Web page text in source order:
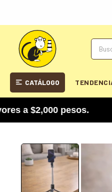
CATÁLOGO
a $2,000 pesos. • Si